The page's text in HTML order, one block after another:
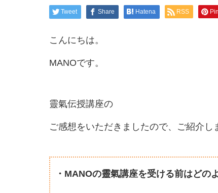
Tweet Share Hatena RSS
こんにちは。
MANOです。
靈氣伝授講座の
ご感想をいただきましたので、ご紹介し
・MANOの靈氣講座を受ける前はどの